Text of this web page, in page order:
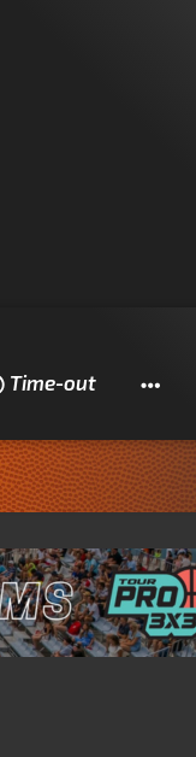
Time-out Pretraži